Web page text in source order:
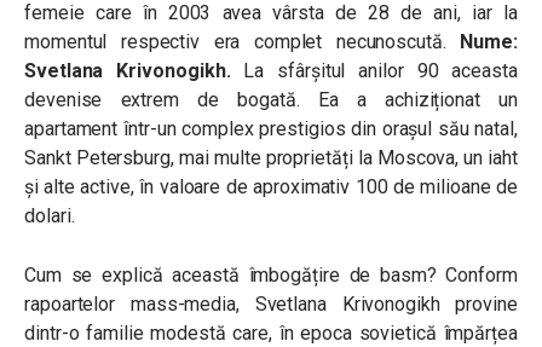
femeie care în 2003 avea vârsta de 28 de ani, iar la
momentul respectiv era complet necunoscută.
Nume:
Svetlana Krivonogikh.La sfârșitul anilor 90 aceasta
devenise extrem de bogată. Ea a achiziționat un
apartament într-un complex prestigios din orașul său natal,
Sankt Petersburg, mai multe proprietăți la Moscova, un iaht
și alte active, în valoare de aproximativ 100 de milioane de
dolari.
Cum se explică această îmbogățire de basm? Conform
rapoartelor mass-media, Svetlana Krivonogikh provine
dintr-o familie modestă care, în epoca sovietică împărțea